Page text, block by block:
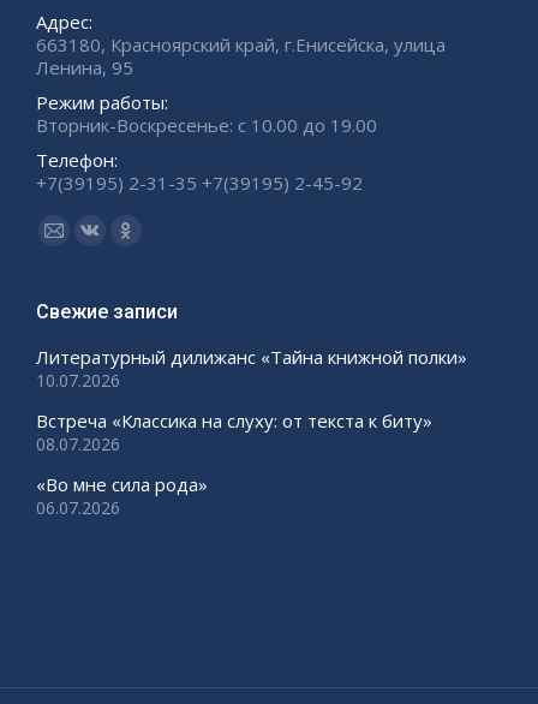
Адрес:
663180, Красноярский край, г.Енисейска, улица
Ленина, 95
Режим работы:
Вторник-Воскресенье: с 10.00 до 19.00
Телефон:
+7(39195) 2-31-35 +7(39195) 2-45-92
Ищите нас:
Страница
открывается
новом
Страница
открывается
новом
Страница
открывается
новом
Свежие записи
Литературный дилижанс «Тайна книжной полки»
10.07.2026
Встреча «Классика на слуху: от текста к биту»
08.07.2026
«Во мне сила рода»
06.07.2026